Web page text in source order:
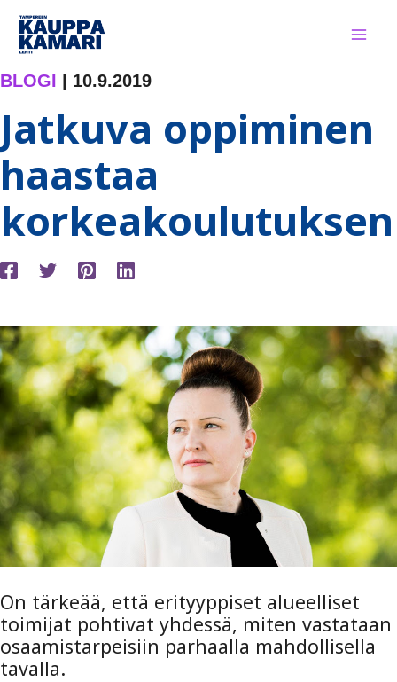
Siirry
sisältöön
BLOGI 10.9.2019
Jatkuva oppiminen
haastaa
korkeakoulutuksen
On tärkeää, että erityyppiset alueelliset
toimijat pohtivat yhdessä, miten vastataan
osaamistarpeisiin parhaalla mahdollisella
tavalla.